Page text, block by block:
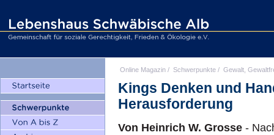
Online Magazin / Schwerpunkte / Gewalt,
Kings Denken und
Herausforderung
Von Heinrich W. Grosse -